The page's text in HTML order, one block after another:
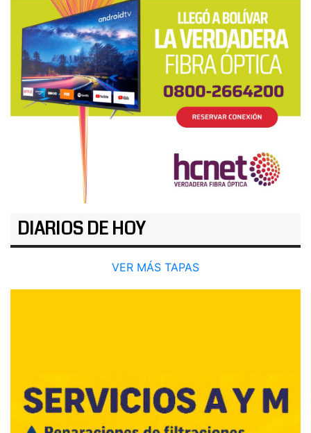
DIARIOS DE HOY
VER MÁS TAPAS